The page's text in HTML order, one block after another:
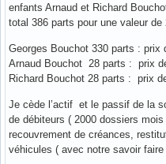
enfants Arnaud et Richard
total 386 parts pour une valeur de
Georges Bouchot 330 parts : prix
Arnaud Bouchot 28 parts : prix
Richard Bouchot 28 parts : prix
Je cède l’actif et le passif de la
de débiteurs ( 2000 dossiers
recouvrement de créances,
véhicules ( avec notre savoir faire